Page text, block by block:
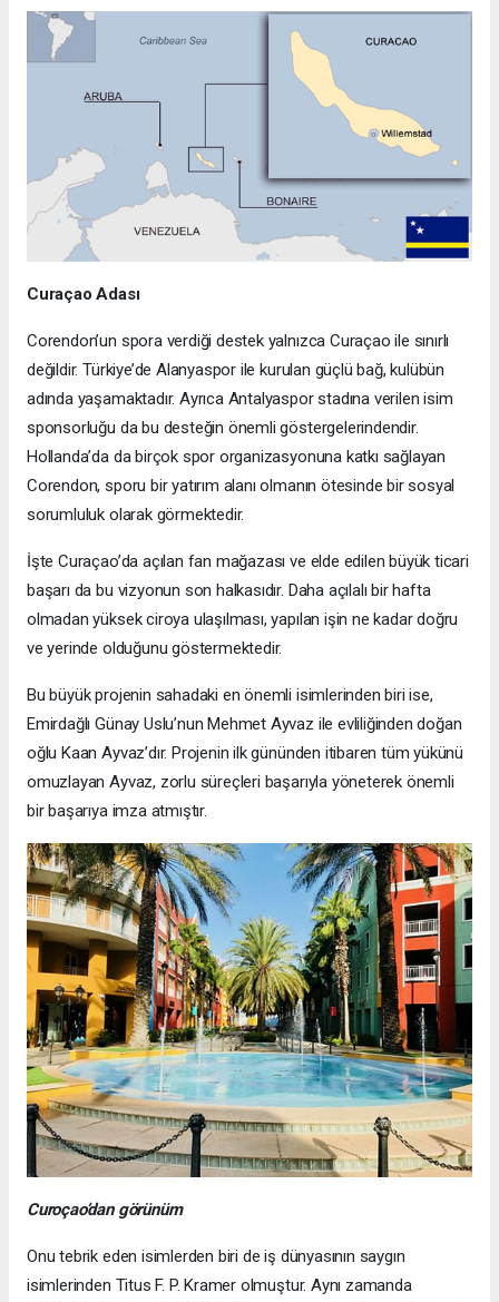
Curaçao Adası
Corendon’un spora verdiği destek yalnızca Curaçao ile sınırlı
değildir. Türkiye’de Alanyaspor ile kurulan güçlü bağ, kulübün
adında yaşamaktadır. Ayrıca Antalyaspor stadına verilen isim
sponsorluğu da bu desteğin önemli göstergelerindendir.
Hollanda’da da birçok spor organizasyonuna katkı sağlayan
Corendon, sporu bir yatırım alanı olmanın ötesinde bir sosyal
sorumluluk olarak görmektedir.
İşte Curaçao’da açılan fan mağazası ve elde edilen büyük ticari
başarı da bu vizyonun son halkasıdır. Daha açılalı bir hafta
olmadan yüksek ciroya ulaşılması, yapılan işin ne kadar doğru
ve yerinde olduğunu göstermektedir.
Bu büyük projenin sahadaki en önemli isimlerinden biri ise,
Emirdağlı Günay Uslu’nun Mehmet Ayvaz ile evliliğinden doğan
oğlu Kaan Ayvaz’dır. Projenin ilk gününden itibaren tüm yükünü
omuzlayan Ayvaz, zorlu süreçleri başarıyla yöneterek önemli
bir başarıya imza atmıştır.
Curoçao’dan görünüm
Onu tebrik eden isimlerden biri de iş dünyasının saygın
isimlerinden Titus F. P. Kramer olmuştur. Aynı zamanda